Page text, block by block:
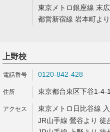
東京メトロ銀座線 末
都営新宿線 岩本町よ
上野校
0120-842-428
東京都台東区下谷1-4-
東京メトロ日比谷線
JR山手線 鶯谷より 徒